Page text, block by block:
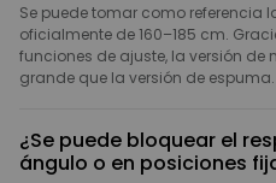
Se puede tomar como referencia
oficialmente de 160–185 cm.
funciones de ajuste, la versión
grande que la versión de espuma.
¿Se puede bloquear el
ángulo o en posiciones